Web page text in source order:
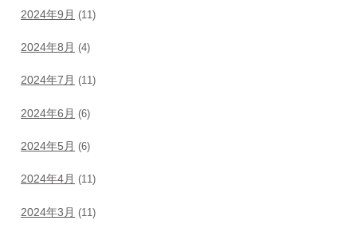
2024年9月 (11)
2024年8月 (4)
2024年7月 (11)
2024年6月 (6)
2024年5月 (6)
2024年4月 (11)
2024年3月 (11)